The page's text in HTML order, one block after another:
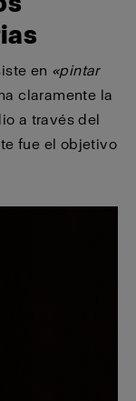
en «pintar
claramente la
a través del
fue el objetivo